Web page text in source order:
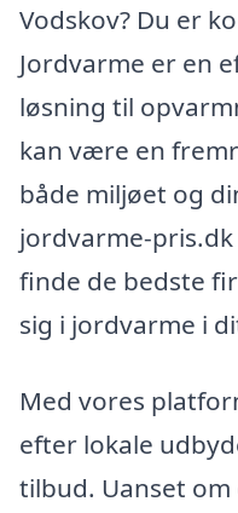
Vodskov? Du er
Jordvarme er en
løsning til
kan være en
både miljøet og
jordvarme-
finde de bedste
sig i jordvarme i
Med vores
efter lokale
tilbud. Uanset